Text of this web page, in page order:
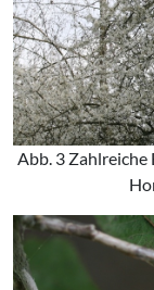
Abb. 3 Zahlreiche